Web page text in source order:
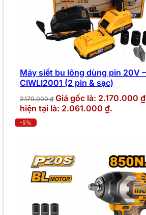
Máy siết bu lông dùng pin 20V
CIWLI2001 (2 pin & sạc)
2.170.000₫ Giá gốc là: 2.170.000
hiện tại là: 2.061.000 ₫.
-5%